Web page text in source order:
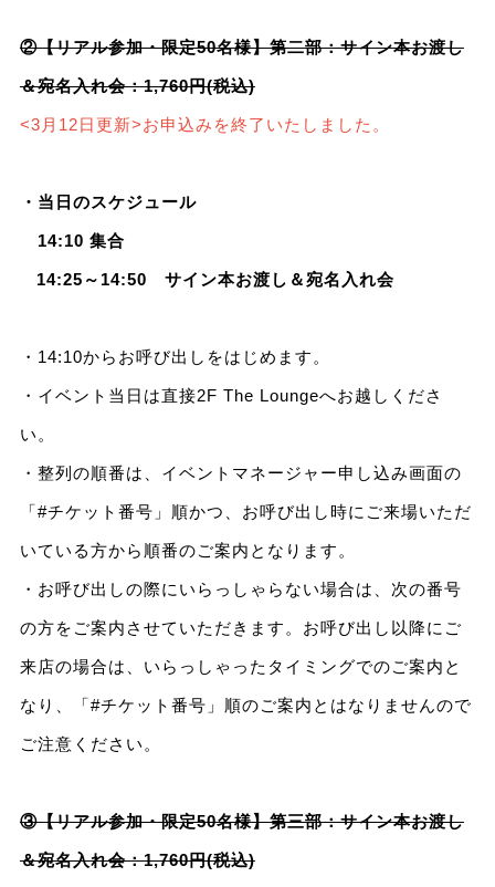
②【リアル参加・限定50名様】第二部：サイン本お渡し
＆宛名入れ会：1,760円(税込)
<3月12日更新>お申込みを終了いたしました。
・当日のスケジュール
14:10 集合
14:25～14:50 サイン本お渡し＆宛名入れ会
・14:10からお呼び出しをはじめます。
・イベント当日は直接2F The Loungeへお越しくださ
い。
・整列の順番は、イベントマネージャー申し込み画面の
「#チケット番号」順かつ、お呼び出し時にご来場いただ
いている方から順番のご案内となります。
・お呼び出しの際にいらっしゃらない場合は、次の番号
の方をご案内させていただきます。お呼び出し以降にご
来店の場合は、いらっしゃったタイミングでのご案内と
なり、「#チケット番号」順のご案内とはなりませんので
ご注意ください。
③【リアル参加・限定50名様】第三部：サイン本お渡し
＆宛名入れ会：1,760円(税込)